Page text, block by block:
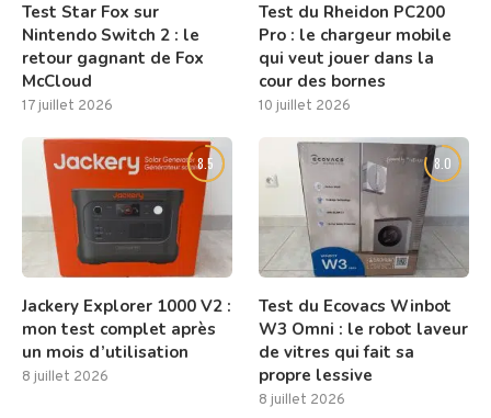
Test Star Fox sur
Nintendo Switch 2 : le
retour gagnant de Fox
McCloud
17 juillet 2026
Test du Rheidon PC200
Pro : le chargeur mobile
qui veut jouer dans la
cour des bornes
10 juillet 2026
8.5
Jackery Explorer 1000 V2 :
mon test complet après
un mois d’utilisation
8 juillet 2026
8.0
Test du Ecovacs Winbot
W3 Omni : le robot laveur
de vitres qui fait sa
propre lessive
8 juillet 2026